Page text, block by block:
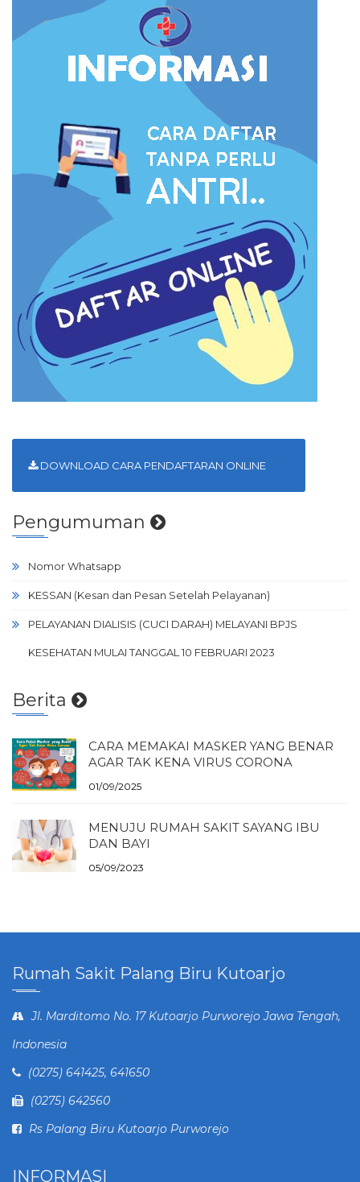
DOWNLOAD CARA PENDAFTARAN ONLINE
Pengumuman
Nomor Whatsapp
KESSAN (Kesan dan Pesan Setelah Pelayanan)
PELAYANAN DIALISIS (CUCI DARAH) MELAYANI BPJS
KESEHATAN MULAI TANGGAL 10 FEBRUARI 2023
Berita
CARA MEMAKAI MASKER YANG BENAR
AGAR TAK KENA VIRUS CORONA
01/09/2025
MENUJU RUMAH SAKIT SAYANG IBU
DAN BAYI
05/09/2023
Rumah Sakit Palang Biru Kutoarjo
Jl. Marditomo No. 17 Kutoarjo Purworejo Jawa Tengah,
Indonesia
(0275) 641425, 641650
(0275) 642560
Rs Palang Biru Kutoarjo Purworejo
INFORMASI